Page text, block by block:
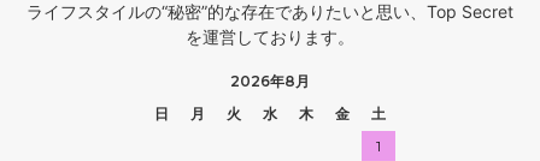
ライフスタイルの“秘密”的な存在でありたいと思い、Top Secret
を運営しております。
2026年8月
日
月 火 水 木 金
土
1